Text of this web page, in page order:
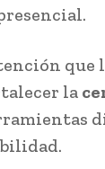
que
la